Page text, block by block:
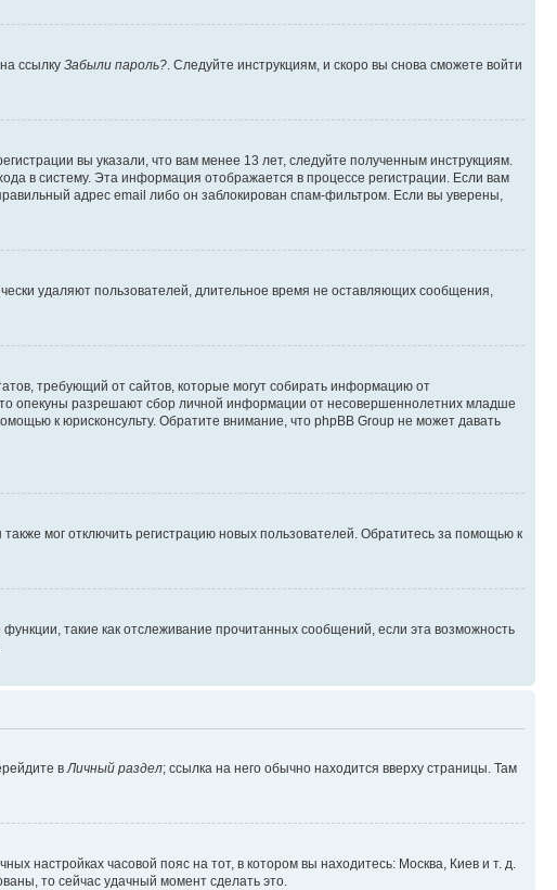
ссылку Забыли пароль?. Следуйте инструкциям, и скоро вы снова сможете войти
вы указали, что вам менее 13 лет, следуйте полученным инструкциям.
в систему. Эта информация отображается в процессе регистрации. Если вам
адрес email либо он заблокирован спам-фильтром. Если вы уверены,
удаляют пользователей, длительное время не оставляющих сообщения,
требующий от сайтов, которые могут собирать информацию от
опекуны разрешают сбор личной информации от несовершеннолетних младше
к юрисконсульту. Обратите внимание, что phpBB Group не может давать
мог отключить регистрацию новых пользователей. Обратитесь за помощью к
такие как отслеживание прочитанных сообщений, если эта возможность
вЛичный раздел; ссылка на него обычно находится вверху страницы. Там
настройках часовой пояс на тот, в котором вы находитесь: Москва, Киев и т. д.
то сейчас удачный момент сделать это.